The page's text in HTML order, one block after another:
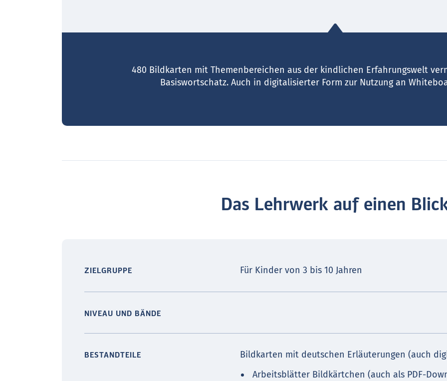
480 Bildkarten mit Themenbereichen aus der kindlichen Erfahrungswelt
Basiswortschatz. Auch in digitalisierter Form zur Nutzung an
Das Lehrwerk auf einen
ZIELGRUPPE Für Kinder von 3 bis 10 Jahren
NIVEAU UND BÄNDE
BESTANDTEILE
Bildkarten mit deutschen Erläuterungen (auch
Arbeitsblätter Bildkärtchen (auch als PDF-